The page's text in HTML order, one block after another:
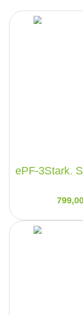
ePF-3Stark.